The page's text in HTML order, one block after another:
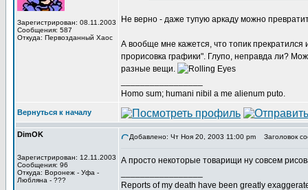
Зарегистрирован: 08.11.2003
Сообщения: 587
Откуда: Первозданный Хаос
Не верно - даже тупую аркаду можно
А вообще мне кажется, что топик прекратился
прорисовка графики". Глупо, неправда ли?
разные вещи.
Homo sum; humani nibil a me alienum puto.
Вернуться к началу
DimOK
Зарегистрирован: 12.11.2003
Сообщения: 96
Откуда: Воронеж - Уфа -
Любляна - ???
Добавлено: Чт Ноя 20, 2003 11:00 pm Заголовок
А просто некоторые товарищи ну совсем
Reports of my death have been greatly